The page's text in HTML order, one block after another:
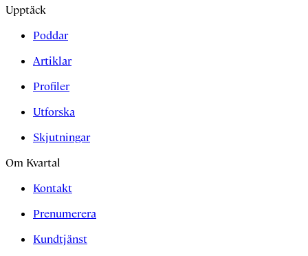
Upptäck
Poddar
Artiklar
Profiler
Utforska
Skjutningar
Om Kvartal
Kontakt
Prenumerera
Kundtjänst